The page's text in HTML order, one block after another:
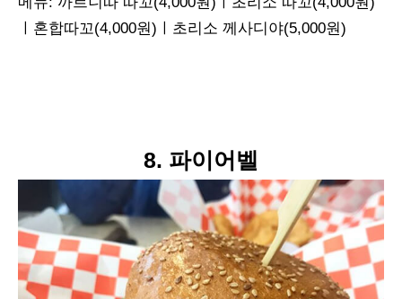
ㅣ혼합따꼬(4,000원)ㅣ초리소 께사디야(5,000원)
8. 파이어벨